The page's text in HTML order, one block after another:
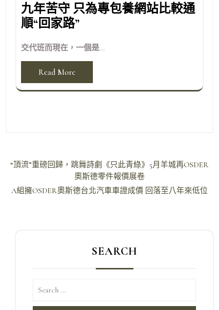
九年苦守 只為專包養網站比較通
順“回家路”
交代班而現在，一個是...
Read More
文
導
“頂流”重磅回歸，跳舞詩劇《只此青綠》5月羊城再OSDER
奧斯德零件報價展卷
A組擁OSDER奧斯德台北汽車車證成價 回落至八年來低位
SEARCH